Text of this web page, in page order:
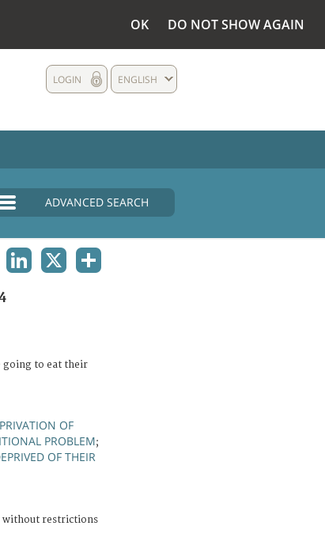
OK DO NOT SHOW AGAIN
ENGLISH
LOGIN
ADVANCED SEARCH
going to eat their
OF
PROBLEM;
OF THEIR
without restrictions